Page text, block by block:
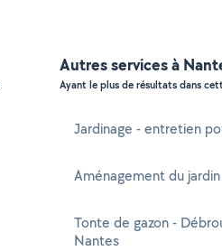
Autres services à
Ayant le plus de résultats dans
Jardinage - entretien
Aménagement du
Tonte de gazon -
Nantes